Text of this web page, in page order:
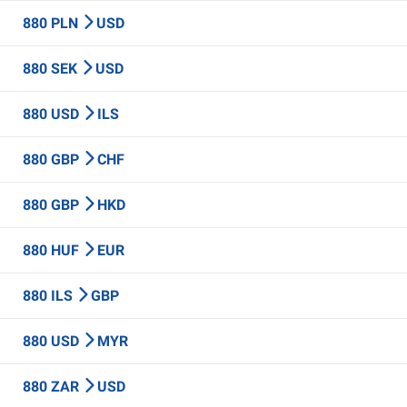
880 PLN USD
880 SEK USD
880 USD ILS
880 GBP CHF
880 GBP HKD
880 HUF EUR
880 ILS GBP
880 USD MYR
880 ZAR USD